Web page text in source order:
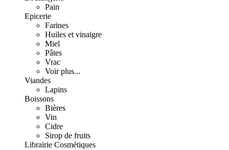
Pain
Epicerie
Farines
Huiles et vinaigre
Miel
Pâtes
Vrac
Voir plus...
Viandes
Lapins
Boissons
Bières
Vin
Cidre
Sirop de fruits
Librairie Cosmétiques